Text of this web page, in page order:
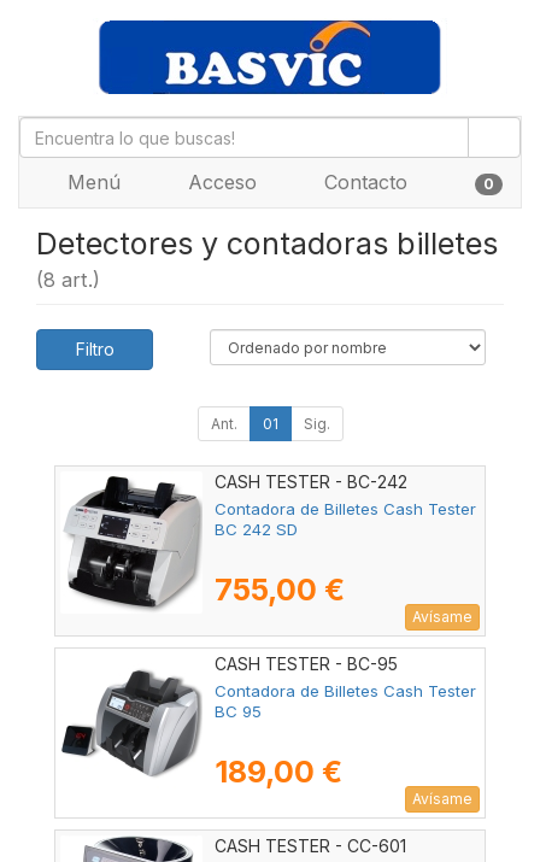
Menú Acceso Contacto 0
Detectores y contadoras billetes
(8 art.)
Filtro
Ant. 01 Sig.
CASH TESTER - BC-242
Contadora de Billetes Cash Tester
BC 242 SD
755,00 €
Avísame
CASH TESTER - BC-95
Contadora de Billetes Cash Tester
BC 95
189,00 €
Avísame
CASH TESTER - CC-601